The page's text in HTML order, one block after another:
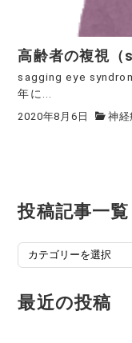
高齢者の複視（
sagging eye
年に...
2020年8月6日 神経
投稿記事一覧
投
稿
記
事
最近の投稿